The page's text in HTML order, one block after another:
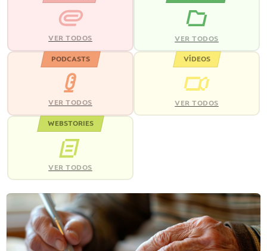
VER TODOS VER TODOS
PODCASTS
VER TODOS
VÍDEOS
VER TODOS
WEBSTORIES
VER TODOS